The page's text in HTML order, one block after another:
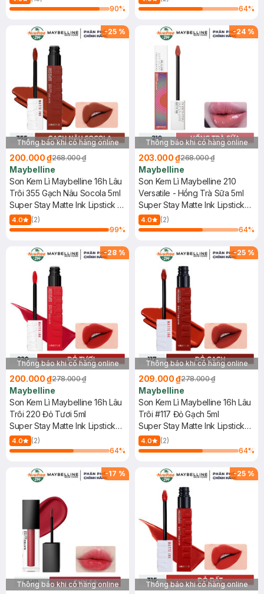
90%
64%
-25 %
Thông báo khi có hàng online
200.000 ₫268.000 ₫
Maybelline
Son Kem Lì Maybelline 16h Lâu
Trôi 355 Gạch Nâu Socola 5ml
Super Stay Matte Ink Lipstick -
355 Shaker
4.0
(2)
99%
-24 %
Thông báo khi có hàng online
203.000 ₫268.000 ₫
Maybelline
Son Kem Lì Maybelline 210
Versatile - Hồng Trà Sữa 5ml
Super Stay Matte Ink Lipstick
(Music Collection)
4.0
(2)
64%
-28 %
Thông báo khi có hàng online
200.000 ₫278.000 ₫
Maybelline
Son Kem Lì Maybelline 16h Lâu
Trôi 220 Đỏ Tươi 5ml
Super Stay Matte Ink Lipstick
(City Edition) - 220 Ambitious
4.0
(2)
64%
-25 %
Thông báo khi có hàng online
209.000 ₫278.000 ₫
Maybelline
Son Kem Lì Maybelline 16h Lâu
Trôi #117 Đỏ Gạch 5ml
Super Stay Matte Ink Lipstick
(City Edition) - 117 Ground
Breaker
4.0
(2)
64%
-17 %
Thông báo khi có hàng online
-25 %
Thông báo khi có hàng online